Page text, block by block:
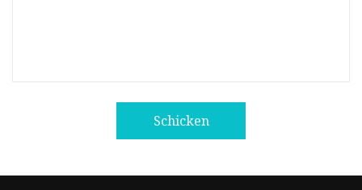
Schicken